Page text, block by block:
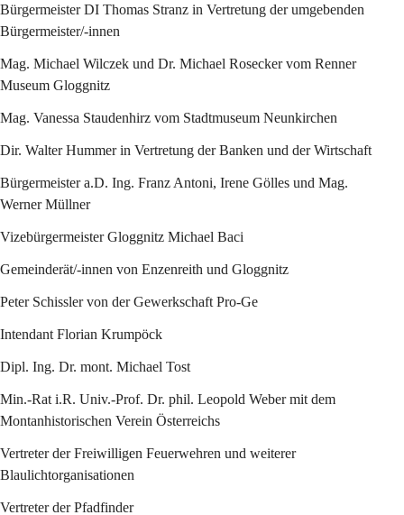
Bürgermeister DI Thomas Stranz in Vertretung der umgebenden
Bürgermeister/-innen
Mag. Michael Wilczek und Dr. Michael Rosecker vom Renner
Museum Gloggnitz
Mag. Vanessa Staudenhirz vom Stadtmuseum Neunkirchen
Dir. Walter Hummer in Vertretung der Banken und der Wirtschaft
Bürgermeister a.D. Ing. Franz Antoni, Irene Gölles und Mag.
Werner Müllner
Vizebürgermeister Gloggnitz Michael Baci
Gemeinderät/-innen von Enzenreith und Gloggnitz
Peter Schissler von der Gewerkschaft Pro-Ge
Intendant Florian Krumpöck
Dipl. Ing. Dr. mont. Michael Tost
Min.-Rat i.R. Univ.-Prof. Dr. phil. Leopold Weber mit dem
Montanhistorischen Verein Österreichs
Vertreter der Freiwilligen Feuerwehren und weiterer
Blaulichtorganisationen
Vertreter der Pfadfinder